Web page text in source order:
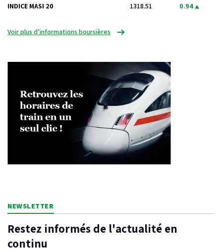
INDICE MASI 20 1318.51 0.94
Voir plus d’informations boursières
NEWSLETTER
Restez informés de l'actualité en
continu